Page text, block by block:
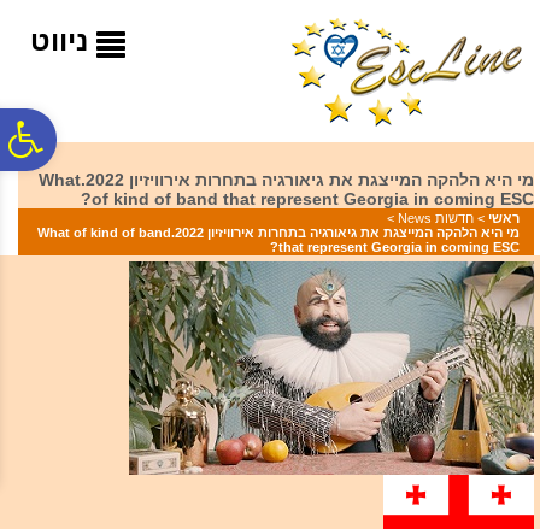
המרכזי
ניווט
מי היא הלהקה המייצגת את גיאורגיה בתחרות אירוויזיון 2022.What
of kind of band that represent Georgia in coming ESC?
ראשי > חדשות News
>
מי היא הלהקה המייצגת את גיאורגיה בתחרות אירוויזיון 2022.What of kind of band
that represent Georgia in coming ESC?